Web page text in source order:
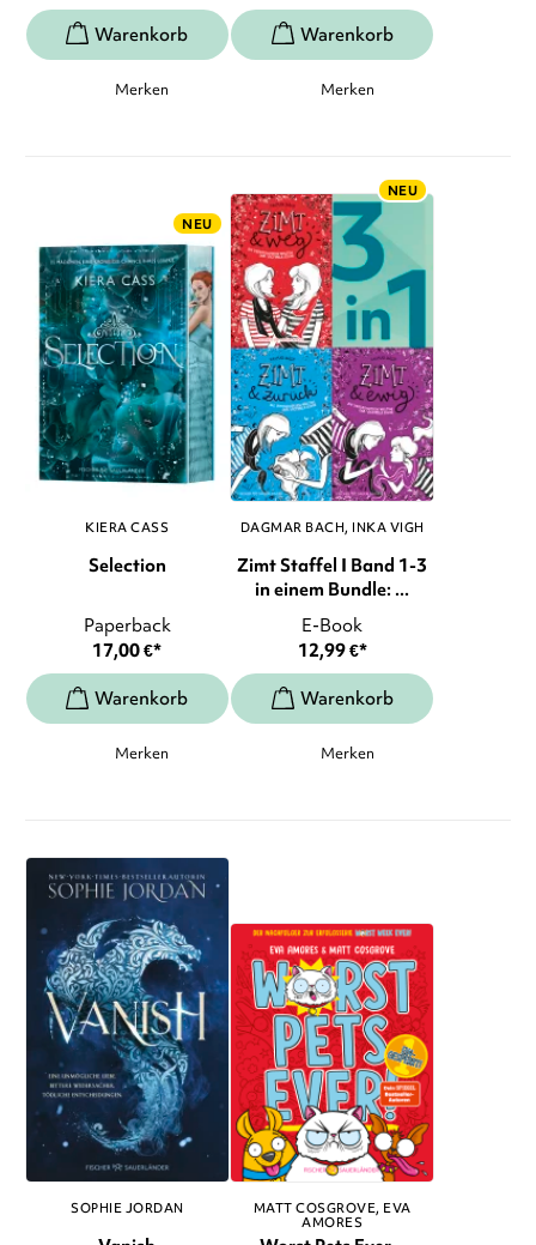
Merken Merken
NEU
KIERA CASS
Selection
Paperback
17,00€*
Merken
NEU
DAGMAR BACH INKA VIGH
Zimt Staffel I Band 1-3
in einem Bundle: ...
E-Book
12,99€*
Merken
SOPHIE JORDAN MATT COSGROVE EVA
AMORES